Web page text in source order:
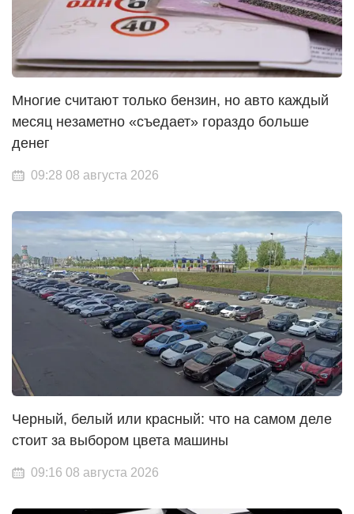
Многие считают только бензин, но авто каждый
месяц незаметно «съедает» гораздо больше
денег
09:28 08 августа 2026
Черный, белый или красный: что на самом деле
стоит за выбором цвета машины
09:16 08 августа 2026